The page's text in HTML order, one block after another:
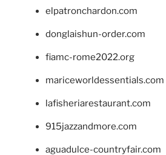
elpatronchardon.com
donglaishun-order.com
fiamc-rome2022.org
mariceworldessentials.com
lafisheriarestaurant.com
915jazzandmore.com
aguadulce-countryfair.com